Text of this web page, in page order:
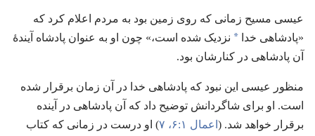
عیسی مسیح زمانی که روی زمین بود به مردم اعلام کرد که
«پادشاهی خدا a نزدیک شده است،‏» چون او به عنوان پادشاه آیندهٔ
آن پادشاهی در کنارشان بود.‏
منظور عیسی این نبود که پادشاهی خدا در آن زمان برقرار شده
است.‏ او برای شاگردانش توضیح داد که آن پادشاهی در آینده
برقرار خواهد شد.‏ (‏ اعمال ۱:‏۶،‏ ۷
‏)‏ او درست در زمانی که کتاب